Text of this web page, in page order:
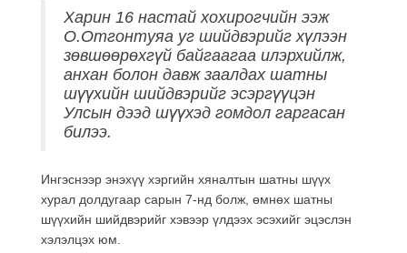
Харин 16 настай хохирогчийн ээж
О.Отгонтуяа уг шийдвэрийг хүлээн
зөвшөөрөхгүй байгаагаа илэрхийлж,
анхан болон давж заалдах шатны
шүүхийн шийдвэрийг эсэргүүцэн
Улсын дээд шүүхэд гомдол гаргасан
билээ.
Ингэснээр энэхүү хэргийн хяналтын шатны шүүх
хурал долдугаар сарын 7-нд болж, өмнөх шатны
шүүхийн шийдвэрийг хэвээр үлдээх эсэхийг эцэслэн
хэлэлцэх юм.